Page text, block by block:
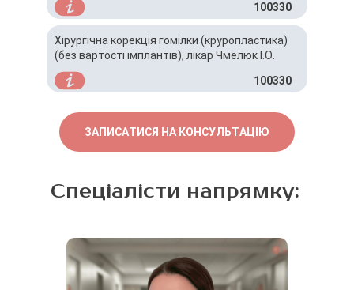
100330
Хірургічна корекція гомілки (круропластика)
(без вартості імплантів), лікар Чмелюк І.О.
100330
ЗАПИСАТИСЯ НА КОНСУЛЬТАЦІЮ
Спеціалісти напрямку: